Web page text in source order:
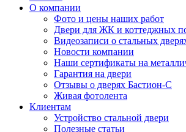
О компании
Фото и цены наших работ
Двери для ЖК и коттеджных
Видеозаписи о стальных
Новости компании
Наши сертификаты на
Гарантия на двери
Отзывы о дверях Бастион-С
Живая фотолента
Клиентам
Устройство стальной двери
Полезные статьи